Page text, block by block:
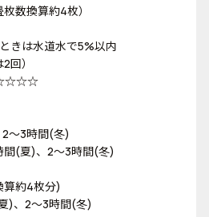
数換算約4枚）
きは水道水で5%以内
回）
～3時間(冬)
間(夏)、2～3時間(冬)
約4枚分)
)、2～3時間(冬)